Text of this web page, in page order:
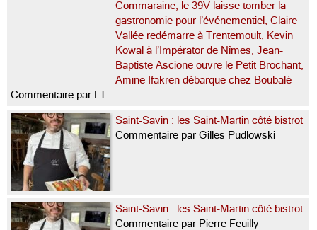
Commaraine, le 39V laisse tomber la
gastronomie pour l’événementiel, Claire
Vallée redémarre à Trentemoult, Kevin
Kowal à l’Impérator de Nîmes, Jean-
Baptiste Ascione ouvre le Petit Brochant,
Amine Ifakren débarque chez Boubalé
Commentaire par LT
Saint-Savin : les Saint-Martin côté bistrot
Commentaire par Gilles Pudlowski
Saint-Savin : les Saint-Martin côté bistrot
Commentaire par Pierre Feuilly